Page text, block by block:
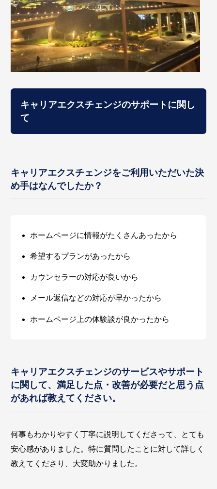
キャリアエクスチェンジのサポートに関し
て
キャリアエクスチェンジをご利用いただいた決
め手はなんでしたか？
ホームページに情報がたくさんあったから
希望するプランがあったから
カウンセラーの対応が良いから
メール返信などの対応が早かったから
ホームページ上の体験談が良かったから
キャリアエクスチェンジのサービスやサポート
に関して、満足した点・改善が必要だと思う点
があれば教えてください。
何事もわかりやすく丁寧に説明してくださって、とても
安心感がありました。特に質問したことに対して詳しく
教えてくださり、大変助かりました。